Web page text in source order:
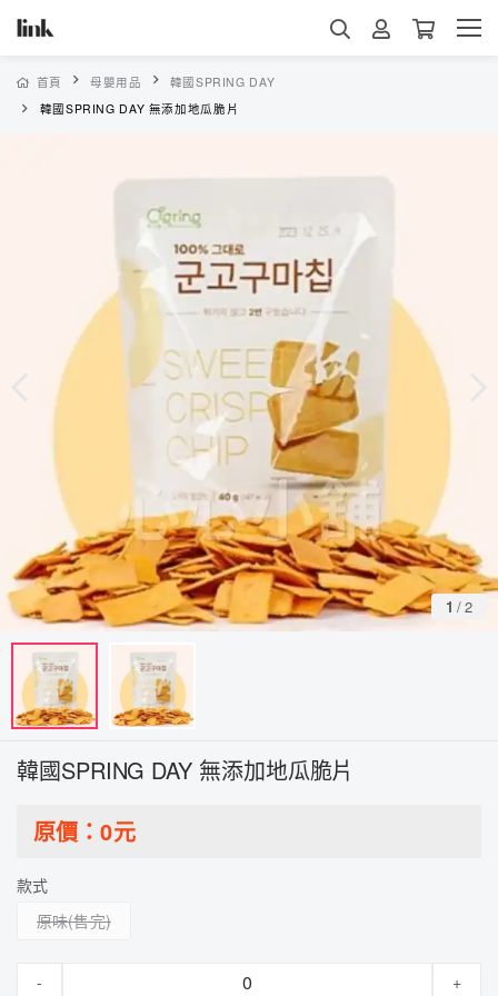
首頁 母嬰用品
韓國SPRING DAY
韓國SPRING DAY 無添加地瓜脆片
1 /2
韓國SPRING DAY 無添加地瓜脆片
原價：0元
款式
原味
- +